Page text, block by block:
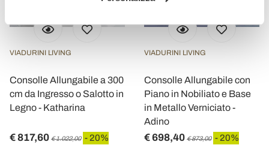
VIADURINI LIVING
Consolle Allungabile a 300
cm da Ingresso o Salotto in
Legno - Katharina
€ 817,60 € 1.022,00 - 20%
VIADURINI LIVING
Consolle Allungabile con
Piano in Nobiliato e Base
in Metallo Verniciato -
Adino
€ 698,40 € 873,00 - 20%